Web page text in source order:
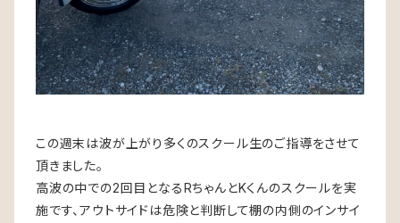
この週末は波が上がり多くのスクール生のご指導をさせて
頂きました。
高波の中での2回目となるRちゃんとKくんのスクールを実
施です、アウトサイドは危険と判断して棚の内側のインサイ